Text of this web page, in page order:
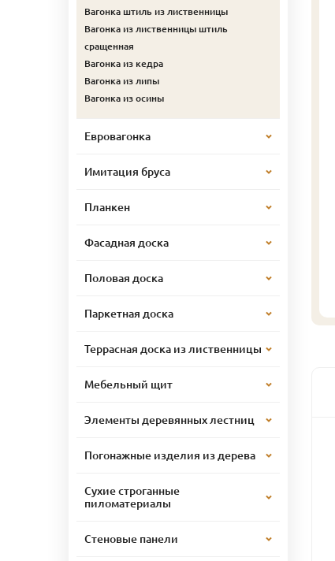
Вагонка штиль из лиственницы
Вагонка из лиственницы штиль
сращенная
Вагонка из кедра
Вагонка из липы
Вагонка из осины
Евровагонка
Имитация бруса
Планкен
Фасадная доска
Половая доска
Паркетная доска
Террасная доска из лиственницы
Мебельный щит
Элементы деревянных лестниц
Погонажные изделия из дерева
Сухие строганные
пиломатериалы
Стеновые панели